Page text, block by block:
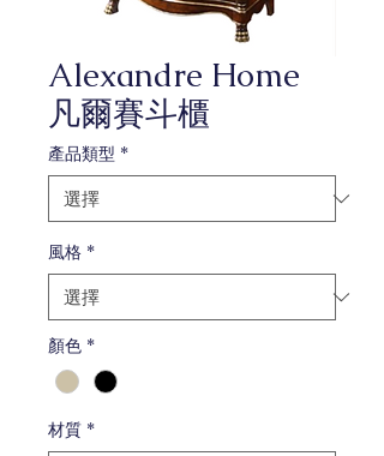
Alexandre Home
凡爾賽斗櫃
產品類型 *
風格 *
顏色 *
材質 *